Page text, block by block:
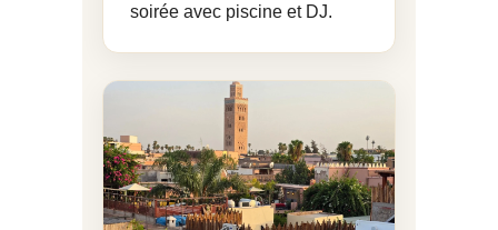
soirée avec piscine et DJ.